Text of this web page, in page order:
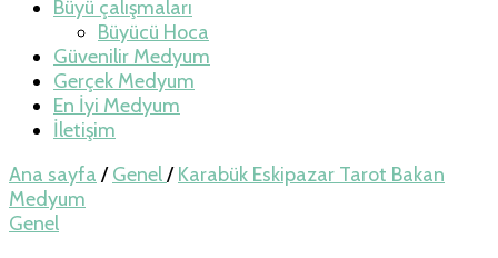
Büyü çalışmaları
Büyücü Hoca
Güvenilir Medyum
Gerçek Medyum
En İyi Medyum
İletişim
Ana sayfa / Genel/ Karabük Eskipazar Tarot Bakan
Medyum
Genel